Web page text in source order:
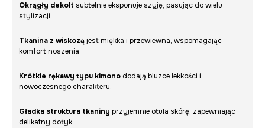
Okrągły dekolt subtelnie eksponuje szyję, pasując do wielu
stylizacji.
Tkanina z wiskoząjest miękka i przewiewna, wspomagając
komfort noszenia.
Krótkie rękawy typu kimono dodają bluzce lekkości i
nowoczesnego charakteru.
Gładka struktura tkaniny przyjemnie otula skórę, zapewniając
delikatny dotyk.